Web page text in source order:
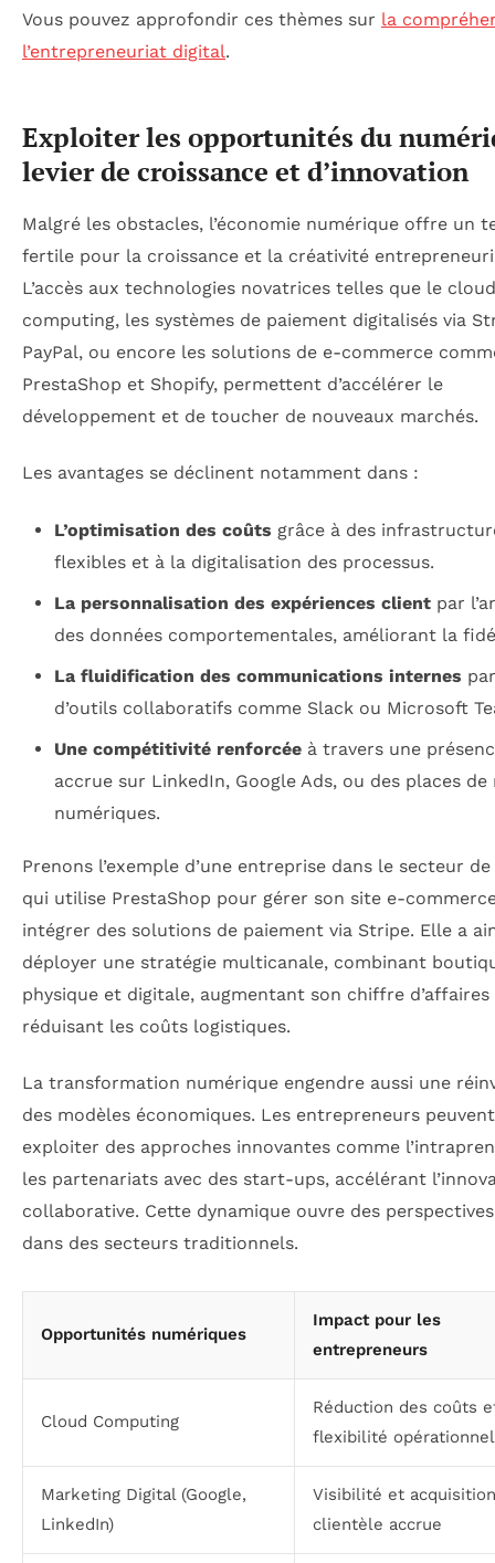
Vous pouvez approfondir ces thèmes sur la
l’entrepreneuriat digital.
Exploiter les opportunités du
levier de croissance et d’innovation
Malgré les obstacles, l’économie numérique offre un
fertile pour la croissance et la créativité
L’accès aux technologies novatrices telles que le cloud
computing, les systèmes de paiement digitalisés via
PayPal, ou encore les solutions de e-commerce
PrestaShop et Shopify, permettent d’accélérer le
développement et de toucher de nouveaux marchés.
Les avantages se déclinent notamment dans :
L’optimisation des coûts grâce à des
flexibles et à la digitalisation des processus.
La personnalisation des expériences clientpar
des données comportementales, améliorant la
La fluidification des communications internes
d’outils collaboratifs comme Slack ou Microsoft
Une compétitivité renforcéeà travers une
accrue sur LinkedIn, Google Ads, ou des places de
numériques.
Prenons l’exemple d’une entreprise dans le secteur
qui utilise PrestaShop pour gérer son site e-
intégrer des solutions de paiement via Stripe. Elle a
déployer une stratégie multicanale, combinant
physique et digitale, augmentant son chiffre
réduisant les coûts logistiques.
La transformation numérique engendre aussi une
des modèles économiques. Les entrepreneurs peuvent
exploiter des approches innovantes comme
les partenariats avec des start-ups, accélérant
collaborative. Cette dynamique ouvre des
dans des secteurs traditionnels.
Opportunités numériques
Impact pour les
entrepreneurs
Cloud Computing
Réduction des coûts
flexibilité
Marketing Digital (Google,
LinkedIn)
Visibilité et acquisition
clientèle accrue